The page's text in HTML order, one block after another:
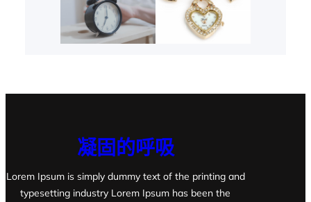
凝固的呼吸
Lorem Ipsum is simply dummy text of the printing and
typesetting industry Lorem Ipsum has been the